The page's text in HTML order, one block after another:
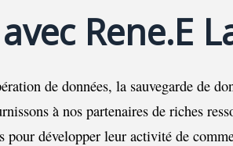
Rene.E
de données, la sauvegarde de
à nos partenaires de riches
pour développer leur activité de